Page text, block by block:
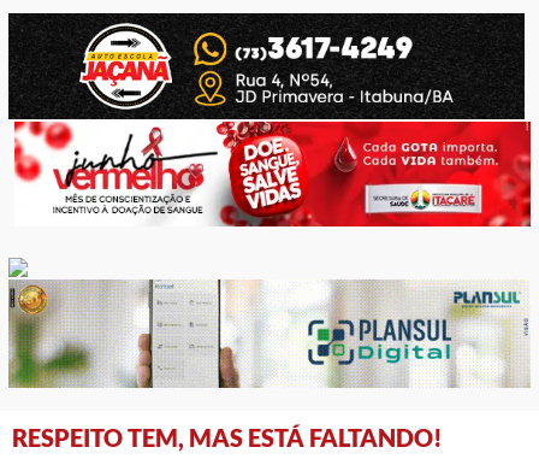
RESPEITO TEM, MAS ESTÁ FALTANDO!